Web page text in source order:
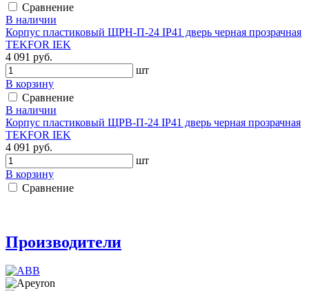
Сравнение
В наличии
Корпус пластиковый ЩРН-П-24 IP41 дверь черная прозрачная
TEKFOR IEK
4 091 руб.
шт
В корзину
Сравнение
В наличии
Корпус пластиковый ЩРВ-П-24 IP41 дверь черная прозрачная
TEKFOR IEK
4 091 руб.
шт
В корзину
Сравнение
Производители